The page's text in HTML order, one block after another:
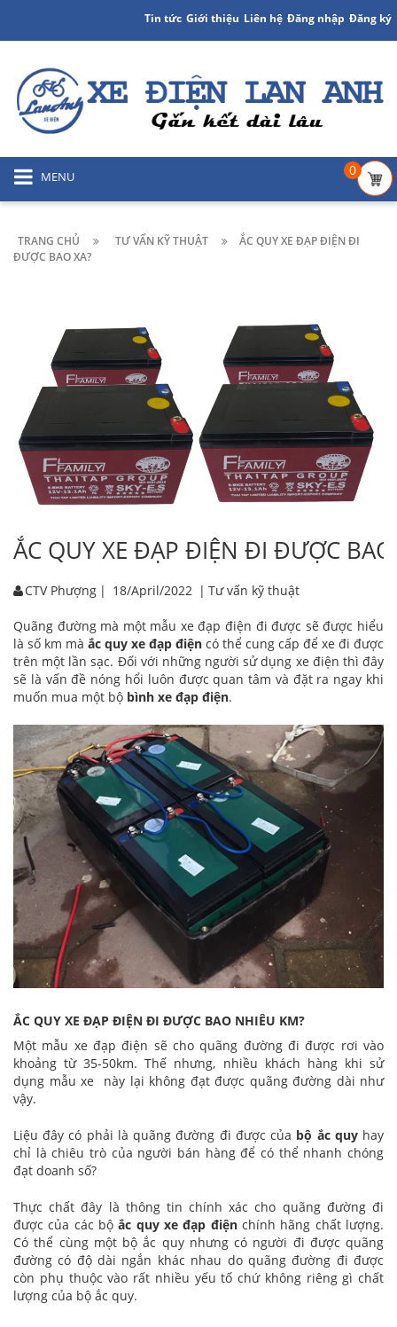
Tin tức Giới thiệu Liên hệ Đăng nhập Đăng ký
MENU 0
TRANG CHỦ TƯ VẤN KỸ THUẬT
ẮC QUY XE ĐẠP ĐIỆN ĐI
ĐƯỢC BAO XA?
ẮC QUY XE ĐẠP ĐIỆN ĐI ĐƯỢC BAO
CTV Phượng | 18/April/2022 | Tư vấn kỹ thuật
Quãng đường mà một mẫu xe đạp điện đi được sẽ được hiểu
là số km mà ắc quy xe đạp điện có thể cung cấp để xe đi được
trên một lần sạc. Đối với những người sử dụng xe điện thì đây
sẽ là vấn đề nóng hổi luôn được quan tâm và đặt ra ngay khi
muốn mua một bộ bình xe đạp điện.
ẮC QUY XE ĐẠP ĐIỆN ĐI ĐƯỢC BAO NHIÊU KM?
Một mẫu xe đạp điện sẽ cho quãng đường đi được rơi vào
khoảng từ 35-50km. Thế nhưng, nhiều khách hàng khi sử
dụng mẫu xe này lại không đạt được quãng đường dài như
vậy.
Liệu đây có phải là quãng đường đi được của bộ ắc quyhay
chỉ là chiêu trò của người bán hàng để có thể nhanh chóng
đạt doanh số?
Thực chất đây là thông tin chính xác cho quãng đường đi
được của các bộắc quy xe đạp điệnchính hãng chất lượng.
Có thể cùng một bộ ắc quy nhưng có người đi được quãng
đường có độ dài ngắn khác nhau do quãng đường đi được
còn phụ thuộc vào rất nhiều yếu tố chứ không riêng gì chất
lượng của bộ ắc quy.